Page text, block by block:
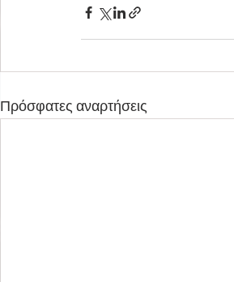
Πρόσφατες αναρτήσεις